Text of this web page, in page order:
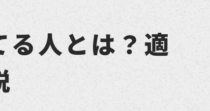
る人とは？適